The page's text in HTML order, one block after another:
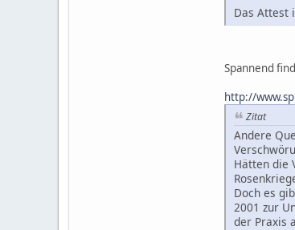
Das Attest
Spannend
http://
Zitat
Andere
Hätten die
Doch es
2001 zur
der Praxis